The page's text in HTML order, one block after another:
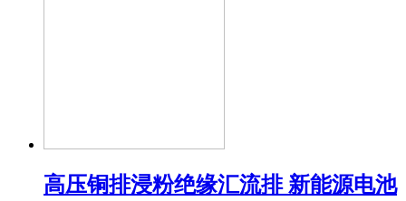
高压铜排浸粉绝缘汇流排 新能源电池